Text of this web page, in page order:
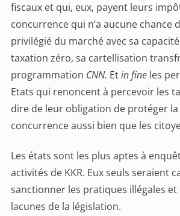
fiscaux et qui, eux, payent leurs
concurrence qui n’a aucune chance
privilégié du marché avec sa
taxation zéro, sa cartellisation
programmation CNN. Etin fine les
Etats qui renoncent à percevoir les
dire de leur obligation de protéger
concurrence aussi bien que les
Les états sont les plus aptes à
activités de KKR. Eux seuls seraient
sanctionner les pratiques illégales et
lacunes de la législation.